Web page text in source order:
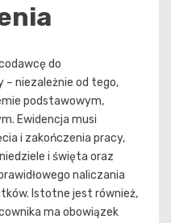
do
– niezależnie od tego,
podstawowym,
Ewidencja musi
i zakończenia pracy,
i święta oraz
naliczania
Istotne jest również,
ma obowiązek